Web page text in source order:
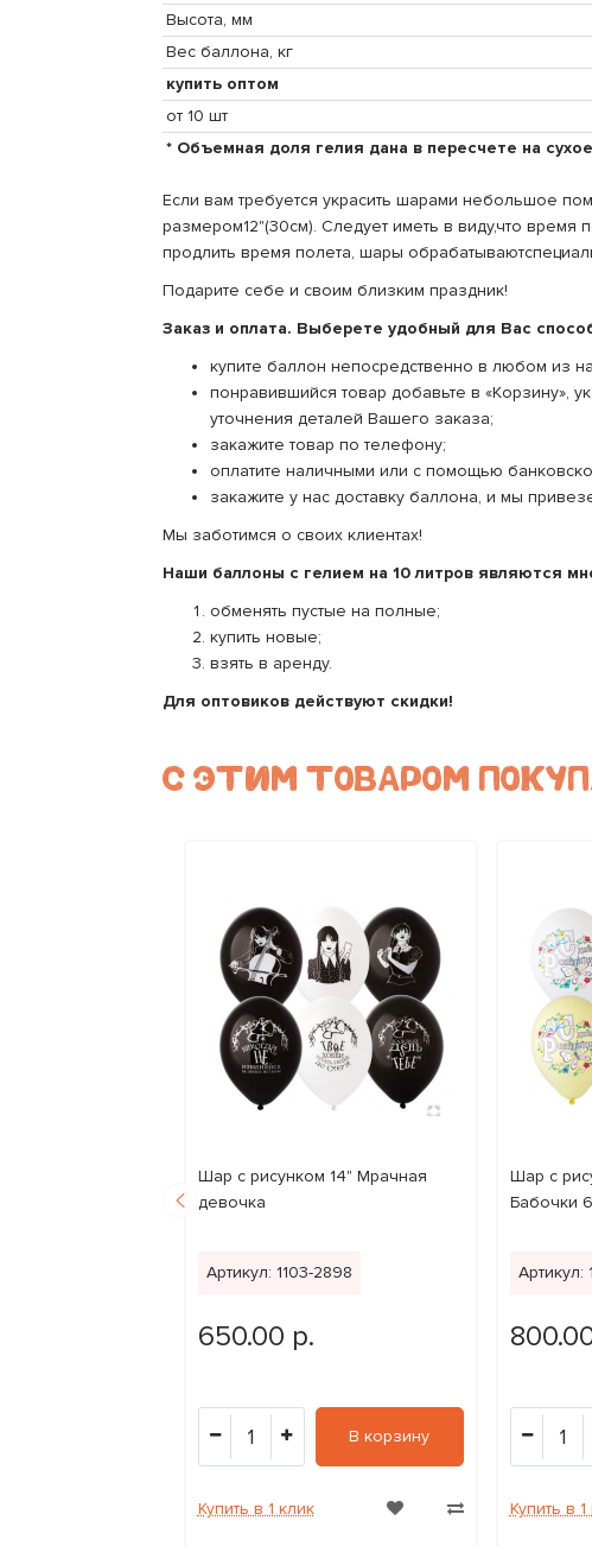
Высота, мм
Вес баллона, кг
купить оптом
от 10 шт
* Объемная доля гелия дана в пересчете на
Если вам требуется украсить шарами небольшое
размером12"(30см). Следует иметь в виду,что время
продлить время полета, шары
Подарите себе и своим близким праздник!
Заказ и оплата. Выберете удобный для Вас
купите баллон непосредственно в любом из
понравившийся товар добавьте в «Корзину»,
уточнения деталей Вашего заказа;
закажите товар по телефону;
оплатите наличными или с помощью
закажите у нас доставку баллона, и мы
Мы заботимся о своих клиентах!
Наши баллоны с гелием на 10 литров являются
обменять пустые на полные;
купить новые;
взять в аренду.
Для оптовиков действуют скидки!
С ЭТИМ ТОВАРОМ
Шар с рисунком 14" Мрачная
девочка
Артикул: 1103-2898
650.00 р.
1 В корзину
Купить в 1 клик
Шар с
Бабочки
Артикул:
1
Купить в 1